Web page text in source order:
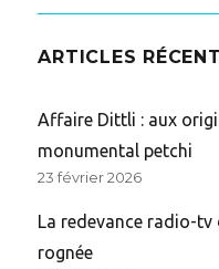
ARTICLES
Affaire Dittli : aux
monumental petchi
23 février 2026
La redevance radio-tv
rognée